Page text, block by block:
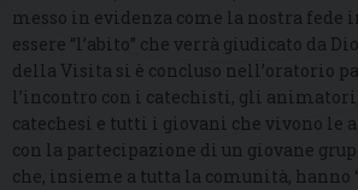
messo in evidenza come la nostra fede
essere “l’abito” che verrà giudicato da
della Visita si è concluso nell’oratorio
l’incontro con i catechisti, gli
catechesi e tutti i giovani che vivono
con la partecipazione di un giovane
che, insieme a tutta la comunità, hanno